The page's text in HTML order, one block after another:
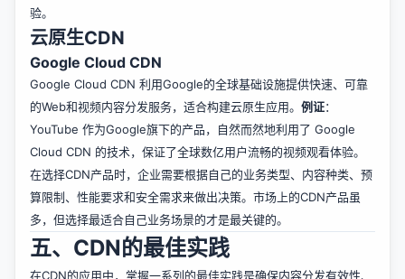
验。
云原生CDN
Google Cloud CDN
Google Cloud CDN 利用Google的全球基础设施提供快速、可靠
的Web和视频内容分发服务，适合构建云原生应用。 例证：
YouTube 作为Google旗下的产品，自然而然地利用了 Google
Cloud CDN 的技术，保证了全球数亿用户流畅的视频观看体验。
在选择CDN产品时，企业需要根据自己的业务类型、内容种类、预
算限制、性能要求和安全需求来做出决策。市场上的CDN产品虽
多，但选择最适合自己业务场景的才是最关键的。
五、CDN的最佳实践
在CDN的应用中，掌握一系列的最佳实践是确保内容分发有效性、